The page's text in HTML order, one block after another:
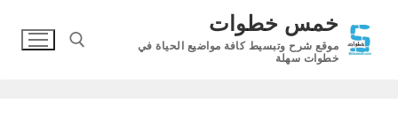
المحتوى
خمس خطوات
موقع شرح وتبسيط كافة مواضيع الحياة في
خطوات سهلة